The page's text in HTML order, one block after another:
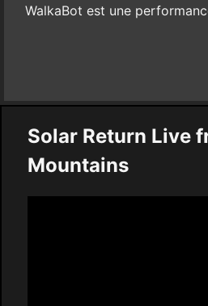
WalkaBot est une
Solar Return Live
Mountains